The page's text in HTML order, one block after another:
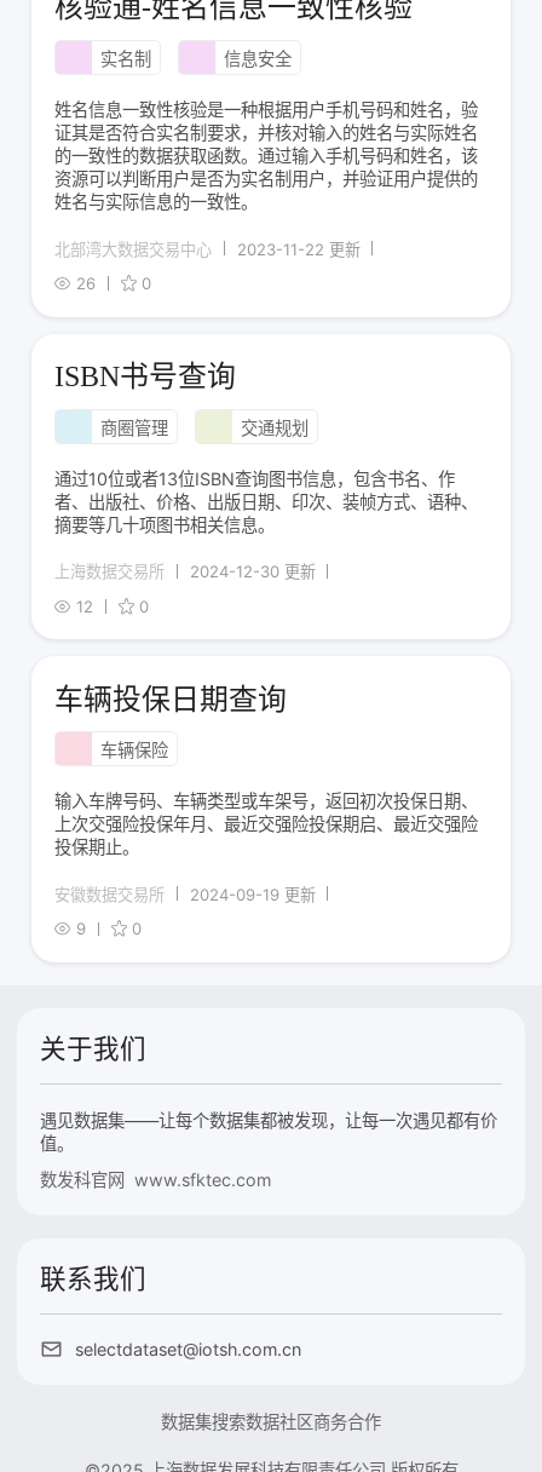
核验通-姓名信息一致性核验
实名制 信息安全
姓名信息一致性核验是一种根据用户手机号码和姓名，验
证其是否符合实名制要求，并核对输入的姓名与实际姓名
的一致性的数据获取函数。通过输入手机号码和姓名，该
资源可以判断用户是否为实名制用户，并验证用户提供的
姓名与实际信息的一致性。
北部湾大数据交易中心
2023-11-22 更新
26
0
ISBN书号查询
商圈管理 交通规划
通过10位或者13位ISBN查询图书信息，包含书名、作
者、出版社、价格、出版日期、印次、装帧方式、语种、
摘要等几十项图书相关信息。
上海数据交易所
2024-12-30 更新
12
0
车辆投保日期查询
车辆保险
输入车牌号码、车辆类型或车架号，返回初次投保日期、
上次交强险投保年月、最近交强险投保期启、最近交强险
投保期止。
安徽数据交易所
2024-09-19 更新
9
0
关于我们
遇见数据集——让每个数据集都被发现，让每一次遇见都有价
值。
数发科官网 www.sfktec.com
联系我们
selectdataset@iotsh.com.cn
数据集搜索数据社区商务合作